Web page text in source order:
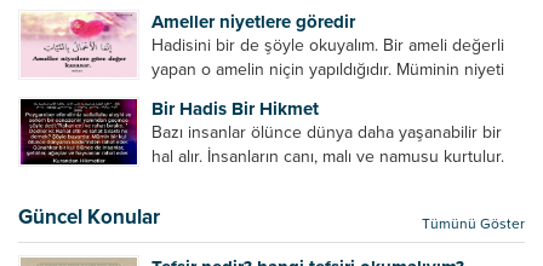
insan grubudur. Müminlerin yanında mümin gibi
duran,...
Ameller niyetlere göredir
Hadisini bir de şöyle okuyalım. Bir ameli değerli
yapan o amelin niçin yapıldığıdır. Müminin niyeti
namazın hiçbir değeri yoktur. Gösteriş için
okunan ezanın hiçbir...
Bir Hadis Bir Hikmet
Bazı insanlar ölünce dünya daha yaşanabilir bir
hal alır. İnsanların canı, malı ve namusu kurtulur.
kurtulur. Ağaçlar onun zulmünden kurtulur....
Güncel Konular Tümünü Göster